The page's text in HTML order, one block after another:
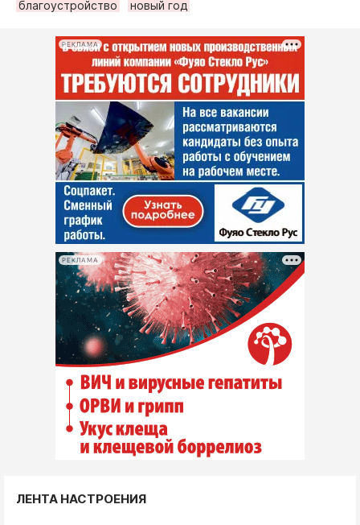
благоустройство
новый год
РЕКЛАМА
РЕКЛАМА
ЛЕНТА НАСТРОЕНИЯ